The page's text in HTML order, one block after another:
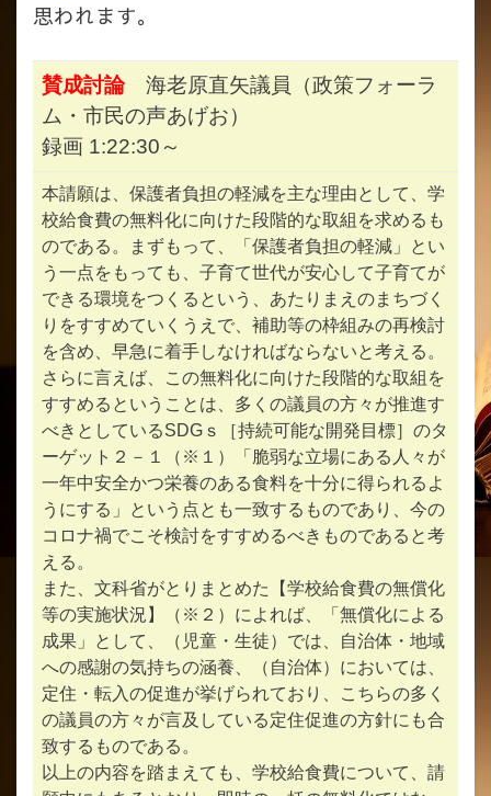
思われます。
賛成討論 海老原直矢議員（政策フォーラ
ム・市民の声あげお）
録画 1:22:30～
本請願は、保護者負担の軽減を主な理由として、学
校給食費の無料化に向けた段階的な取組を求めるも
のである。まずもって、「保護者負担の軽減」とい
う一点をもっても、子育て世代が安心して子育てが
できる環境をつくるという、あたりまえのまちづく
りをすすめていくうえで、補助等の枠組みの再検討
を含め、早急に着手しなければならないと考える。
さらに言えば、この無料化に向けた段階的な取組を
すすめるということは、多くの議員の方々が推進す
べきとしているSDGｓ［持続可能な開発目標］のタ
ーゲット２－１（※１）「脆弱な立場にある人々が
一年中安全かつ栄養のある食料を十分に得られるよ
うにする」という点とも一致するものであり、今の
コロナ禍でこそ検討をすすめるべきものであると考
える。
また、文科省がとりまとめた【学校給食費の無償化
等の実施状況】（※２）によれば、「無償化による
成果」として、（児童・生徒）では、自治体・地域
への感謝の気持ちの涵養、（自治体）においては、
定住・転入の促進が挙げられており、こちらの多く
の議員の方々が言及している定住促進の方針にも合
致するものである。
以上の内容を踏まえても、学校給食費について、請